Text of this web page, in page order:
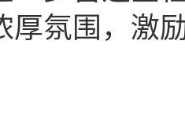
厚氛围，激